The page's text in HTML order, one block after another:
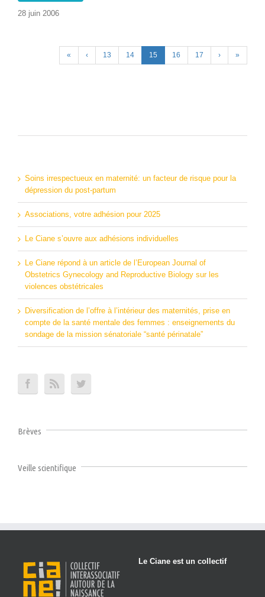
28 juin 2006
« ‹ 13 14 15 16 17 › »
Soins irrespectueux en maternité: un facteur de risque pour la
dépression du post-partum
Associations, votre adhésion pour 2025
Le Ciane s’ouvre aux adhésions individuelles
Le Ciane répond à un article de l’European Journal of
Obstetrics Gynecology and Reproductive Biology sur les
violences obstétricales
Diversification de l’offre à l’intérieur des maternités, prise en
compte de la santé mentale des femmes : enseignements du
sondage de la mission sénatoriale “santé périnatale”
Brèves
Veille scientifique
Le Ciane est un collectif